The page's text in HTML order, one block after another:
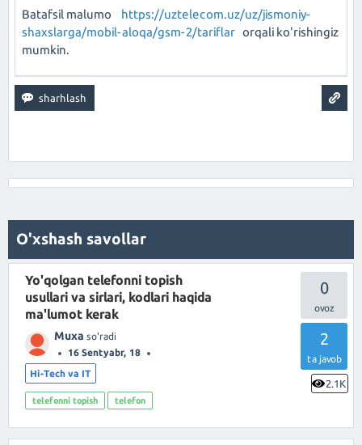
Batafsil malumo https://uztelecom.uz/uz/jismoniy-
shaxslarga/mobil-aloqa/gsm-2/tariflar orqali ko'rishingiz
mumkin.
O'xshash savollar
0
2
ta javob
2.1K
Yo'qolgan telefonni topish
usullari va sirlari, kodlari haqida
ma'lumot kerak
Muxa so'radi
16 Sentyabr, 18
Hi-Tech va IT
telefonni topish telefon